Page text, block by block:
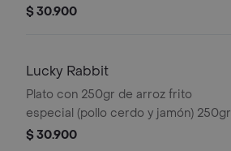
de trozos de pollocerdo en salsa
$ 30.900
Lucky Rabbit
Plato con 250gr de arroz frito
especial (pollo cerdo y jamón) 250gr
de exquisito chopshuey especial y
$ 30.900